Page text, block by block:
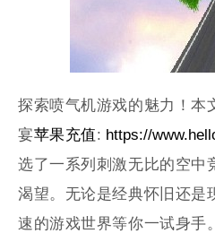
探索喷气机游戏的魅力！本
宴苹果充值: https://
选了一系列刺激无比的空中
渴望。无论是经典怀旧还是
速的游戏世界等你一试身手